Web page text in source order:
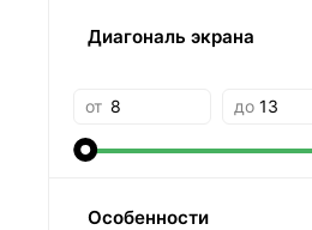
Диагональ экрана
от до
Особенности